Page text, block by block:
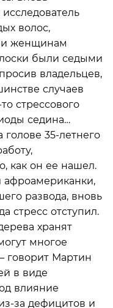
волос,
женщинам
были седыми
владельцев,
случаев
стрессового
седина…
35-летнего
как он ее нашел.
афроамериканки,
развода, вновь
стресс отступил.
хранят
многое
говорит Мартин
в виде
влияние
за дефицитов и